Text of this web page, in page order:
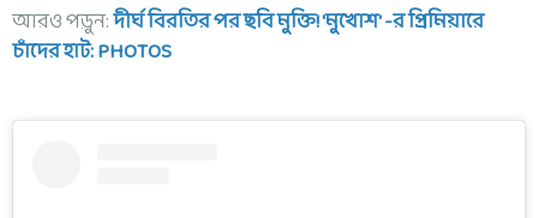
আরও পড়ুন:দীর্ঘ বিরতির পর ছবি মুক্তি! 'মুখোশ' -র প্রিমিয়ারে
চাঁদের হাট: PHOTOS